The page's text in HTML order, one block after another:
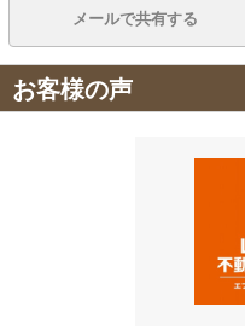
メールで共有する
お客様の声